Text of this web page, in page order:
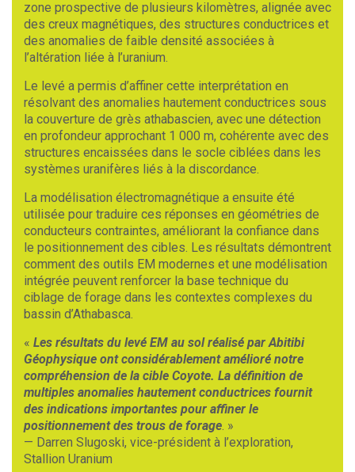
zone prospective de plusieurs kilomètres, alignée avec
des creux magnétiques, des structures conductrices et
des anomalies de faible densité associées à
l’altération liée à l’uranium.
Le levé a permis d’affiner cette interprétation en
résolvant des anomalies hautement conductrices sous
la couverture de grès athabascien, avec une détection
en profondeur approchant 1 000 m, cohérente avec des
structures encaissées dans le socle ciblées dans les
systèmes uranifères liés à la discordance.
La modélisation électromagnétique a ensuite été
utilisée pour traduire ces réponses en géométries de
conducteurs contraintes, améliorant la confiance dans
le positionnement des cibles. Les résultats démontrent
comment des outils EM modernes et une modélisation
intégrée peuvent renforcer la base technique du
ciblage de forage dans les contextes complexes du
bassin d’Athabasca.
« Les résultats du levé EM au sol réalisé par Abitibi
Géophysique ont considérablement amélioré notre
compréhension de la cible Coyote. La définition de
multiples anomalies hautement conductrices fournit
des indications importantes pour affiner le
positionnement des trous de forage. »
— Darren Slugoski, vice-président à l’exploration,
Stallion Uranium